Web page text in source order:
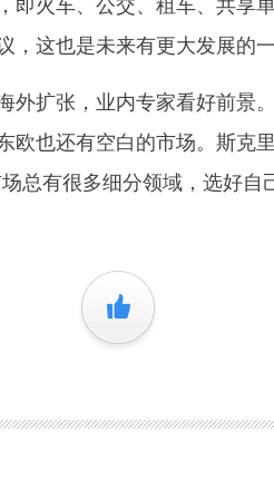
这也是未来有更大发展的一
扩张，业内专家看好前景
欧也还有空白的市场。斯克
总有很多细分领域，选好
+1